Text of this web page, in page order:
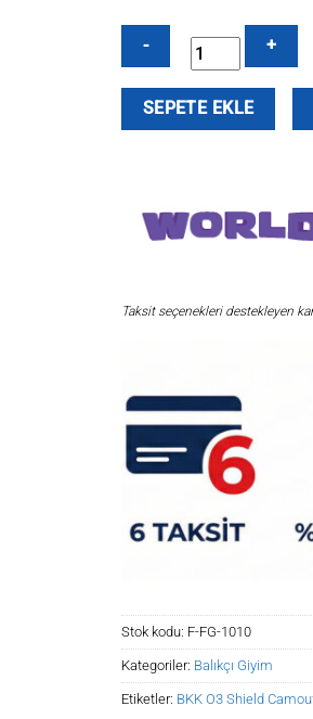
BKK
adet
SEPETE EKLE
Taksit seçenekleri destekleyen
Stok kodu: F-FG-1010
Kategoriler: Balıkçı Giyim
Etiketler: BKK O3 Shield